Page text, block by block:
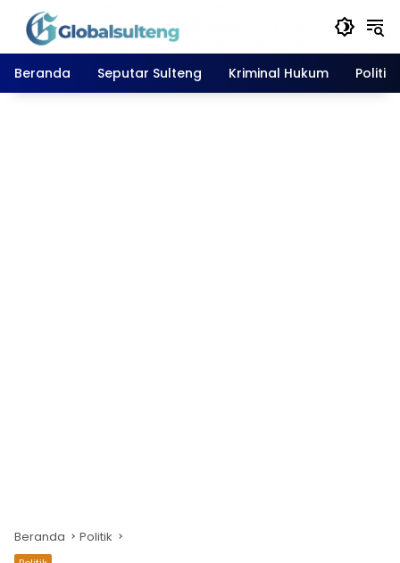
Langsung
konten
Beranda
Seputar Sulteng Kriminal Hukum Politik
Beranda Politik